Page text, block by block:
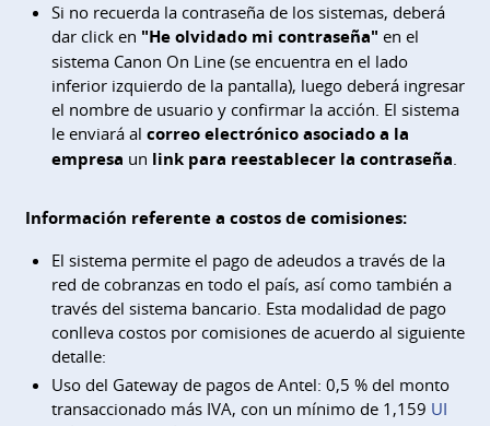
Si no recuerda la contraseña de los sistemas, deberá
dar click en "He olvidado mi contraseña" en el
sistema Canon On Line (se encuentra en el lado
inferior izquierdo de la pantalla), luego deberá ingresar
el nombre de usuario y confirmar la acción. El sistema
le enviará al correo electrónico asociado a la
empresa un link para reestablecer la contraseña.
Información referente a costos de comisiones:
El sistema permite el pago de adeudos a través de la
red de cobranzas en todo el país, así como también a
través del sistema bancario. Esta modalidad de pago
conlleva costos por comisiones de acuerdo al siguiente
detalle:
Uso del Gateway de pagos de Antel: 0,5 % del monto
transaccionado más IVA, con un mínimo de 1,159 UI